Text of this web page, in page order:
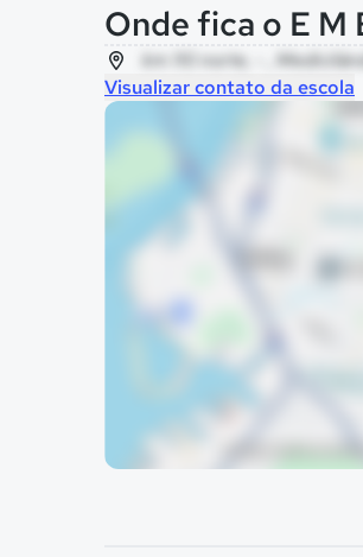
Onde fica o E M
km 110 norte, - ,
Visualizar contato da escola